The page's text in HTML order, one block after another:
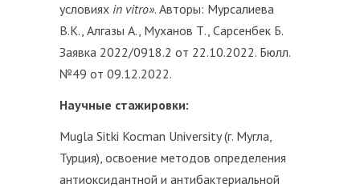
условиях in vitro». Авторы: Мурсалиева
В.К., Алгазы А., Муханов Т., Сарсенбек Б.
Заявка 2022/0918.2 от 22.10.2022. Бюлл.
№49 от 09.12.2022.
Научные стажировки:
Mugla Sitki Kocman University (г. Мугла,
Турция), освоение методов определения
антиоксидантной и антибактериальной